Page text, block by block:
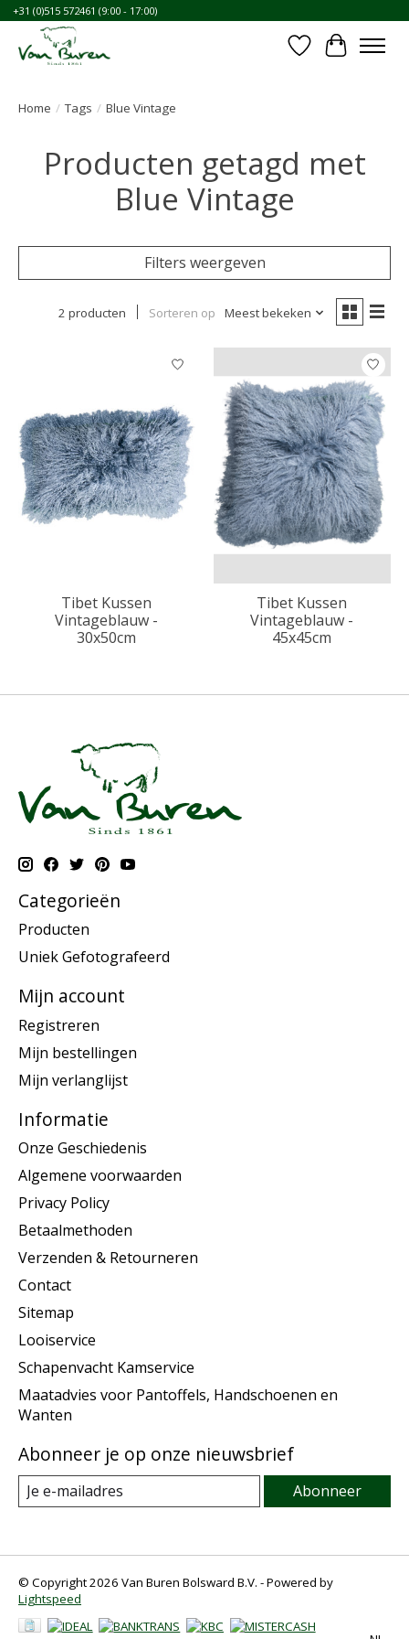
+31 (0)515 572461 (9:00 - 17:00)
Verlanglijst
Home / Tags / Blue Vintage
Producten getagd met
Blue Vintage
Filters weergeven
2 producten Sorteren op Meest bekeken
Tibet Kussen
Vintageblauw -
30x50cm
Tibet Kussen
Vintageblauw -
45x45cm
Categorieën
Producten
Uniek Gefotografeerd
Mijn account
Registreren
Mijn bestellingen
Mijn verlanglijst
Informatie
Onze Geschiedenis
Algemene voorwaarden
Privacy Policy
Betaalmethoden
Verzenden & Retourneren
Contact
Sitemap
Looiservice
Schapenvacht Kamservice
Maatadvies voor Pantoffels, Handschoenen en
Wanten
Abonneer je op onze nieuwsbrief
Abonneer
© Copyright 2026 Van Buren Bolsward B.V. - Powered by
Lightspeed